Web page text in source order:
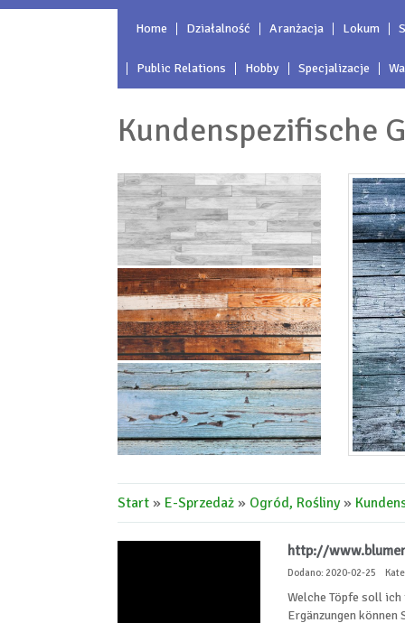
Home Działalność Aranżacja Lokum
Public Relations Hobby Specjalizacje
Kundenspezifische
Start » E-Sprzedaż » Ogród, Rośliny»
http://
Dodano: 2020-02-25
Welche Töpfe soll
Ergänzungen